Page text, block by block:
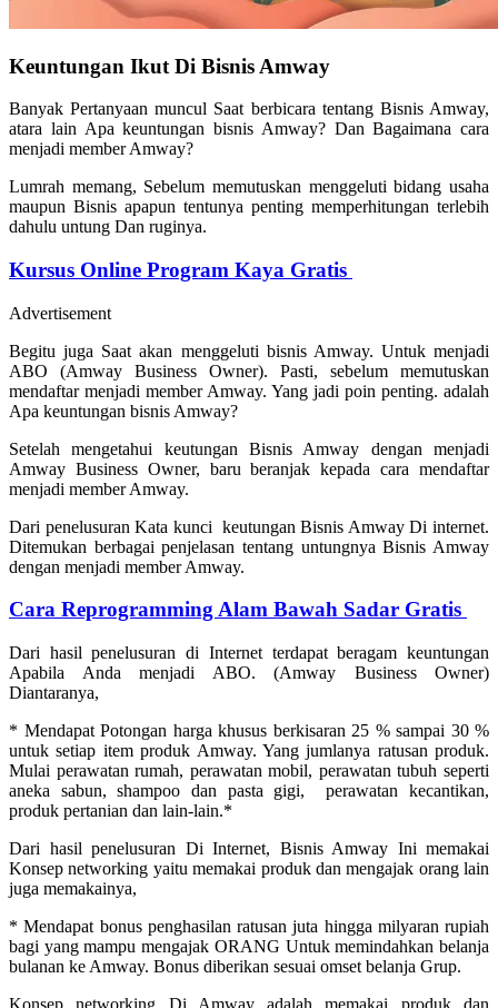
Keuntungan Ikut Di Bisnis Amway
Banyak Pertanyaan muncul Saat berbicara tentang Bisnis Amway,
atara lain Apa keuntungan bisnis Amway? Dan Bagaimana cara
menjadi member Amway?
Lumrah memang, Sebelum memutuskan menggeluti bidang usaha
maupun Bisnis apapun tentunya penting memperhitungan terlebih
dahulu untung Dan ruginya.
Kursus Online Program Kaya Gratis
Advertisement
Begitu juga Saat akan menggeluti bisnis Amway. Untuk menjadi
ABO (Amway Business Owner). Pasti, sebelum memutuskan
mendaftar menjadi member Amway. Yang jadi poin penting. adalah
Apa keuntungan bisnis Amway?
Setelah mengetahui keutungan Bisnis Amway dengan menjadi
Amway Business Owner, baru beranjak kepada cara mendaftar
menjadi member Amway.
Dari penelusuran Kata kunci keutungan Bisnis Amway Di internet.
Ditemukan berbagai penjelasan tentang untungnya Bisnis Amway
dengan menjadi member Amway.
Cara Reprogramming Alam Bawah Sadar Gratis
Dari hasil penelusuran di Internet terdapat beragam keuntungan
Apabila Anda menjadi ABO. (Amway Business Owner)
Diantaranya,
* Mendapat Potongan harga khusus berkisaran 25 % sampai 30 %
untuk setiap item produk Amway. Yang jumlanya ratusan produk.
Mulai perawatan rumah, perawatan mobil, perawatan tubuh seperti
aneka sabun, shampoo dan pasta gigi, perawatan kecantikan,
produk pertanian dan lain-lain.*
Dari hasil penelusuran Di Internet, Bisnis Amway Ini memakai
Konsep networking yaitu memakai produk dan mengajak orang lain
juga memakainya,
* Mendapat bonus penghasilan ratusan juta hingga milyaran rupiah
bagi yang mampu mengajak ORANG Untuk memindahkan belanja
bulanan ke Amway. Bonus diberikan sesuai omset belanja Grup.